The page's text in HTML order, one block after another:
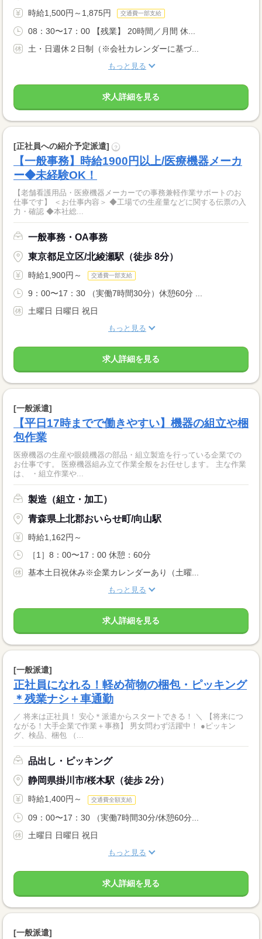
時給1,500円～1,875円 交通費一部支給
08：30〜17：00 【残業】 20時間／月間 休...
土・日週休２日制（※会社カレンダーに基づ...
もっと見る
求人詳細を見る
[正社員への紹介予定派遣] ?
【一般事務】時給1900円以上/医療機器メーカ
ー◆未経験OK！
【老舗看護用品・医療機器メーカーでの事務兼軽作業サポートのお
仕事です】 ＜お仕事内容＞ ◆工場での生産量などに関する伝票の入
力・確認 ◆本社総...
一般事務・OA事務
東京都足立区/北綾瀬駅（徒歩 8分）
時給1,900円～ 交通費一部支給
9：00〜17：30 （実働7時間30分）休憩60分 ...
土曜日 日曜日 祝日
もっと見る
求人詳細を見る
[一般派遣]
【平日17時までで働きやすい】機器の組立や梱
包作業
医療機器の生産や眼鏡機器の部品・組立製造を行っている企業での
お仕事です。 医療機器組み立て作業全般をお任せします。 主な作業
は、 ・組立作業や...
製造（組立・加工）
青森県上北郡おいらせ町/向山駅
時給1,162円～
［1］8：00〜17：00 休憩：60分
基本土日祝休み※企業カレンダーあり（土曜...
もっと見る
求人詳細を見る
[一般派遣]
正社員になれる！軽め荷物の梱包・ピッキング
＊残業ナシ＋車通勤
／ 将来は正社員！ 安心＊派遣からスタートできる！ ＼ 【将来につ
ながる！大手企業で作業＋事務】 男女問わず活躍中！ ●ピッキン
グ、検品、梱包 （...
品出し・ピッキング
静岡県掛川市/桜木駅（徒歩 2分）
時給1,400円～ 交通費全額支給
09：00〜17：30 （実働7時間30分/休憩60分...
土曜日 日曜日 祝日
もっと見る
求人詳細を見る
[一般派遣]